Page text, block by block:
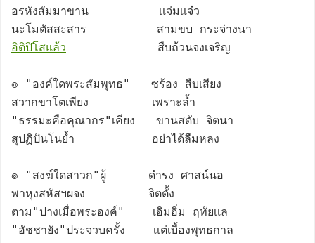
อรหังสัมมาขาน          เเจ่มเเจ๋ว
อิติปิโสแล้ว
             สืบถ้วนจงเจริญ
๏ "องค์ใดพระสัมพุทธ"   ซร้อง สืบเสียง
สวากขาโตเพียง         เพราะล้ำ
"ธรรมะคือคุณากร"เคียง   ขานสดับ จิตนา
สุปฏิปันโนย้ำ           อย่าได้ลืมหลง
๏ "สงฆ์ใดสาวก"ผู้      ดำรง ศาสน์นอ
พาหุงสหัสฯผจง         จิตตั้ง
ตาม"ปางเมื่อพระองค์"    เอิมอิ่ม ฤทัยเเล
"อัชชายัง"ประจวบครั้ง    เเต่เบื้องพุทธกาล